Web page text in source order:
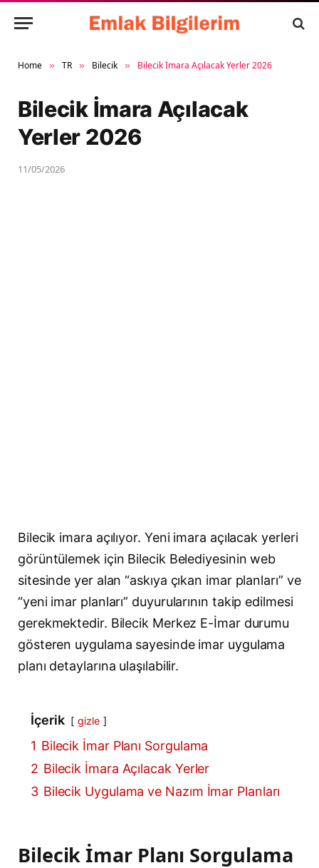
Home » TR » Bilecik » Bilecik İmara Açılacak Yerler 2026
Bilecik İmara Açılacak
Yerler 2026
11/05/2026
Bilecik imara açılıyor. Yeni imara açılacak yerleri
görüntülemek için Bilecik Belediyesinin web
sitesinde yer alan “askıya çıkan imar planları” ve
“yeni imar planları” duyurularının takip edilmesi
gerekmektedir. Bilecik Merkez E-İmar durumu
gösteren uygulama sayesinde imar uygulama
planı detaylarına ulaşılabilir.
İçerik gizle
1 Bilecik İmar Planı Sorgulama
2 Bilecik İmara Açılacak Yerler
3 Bilecik Uygulama ve Nazım İmar Planları
Bilecik İmar Planı Sorgulama